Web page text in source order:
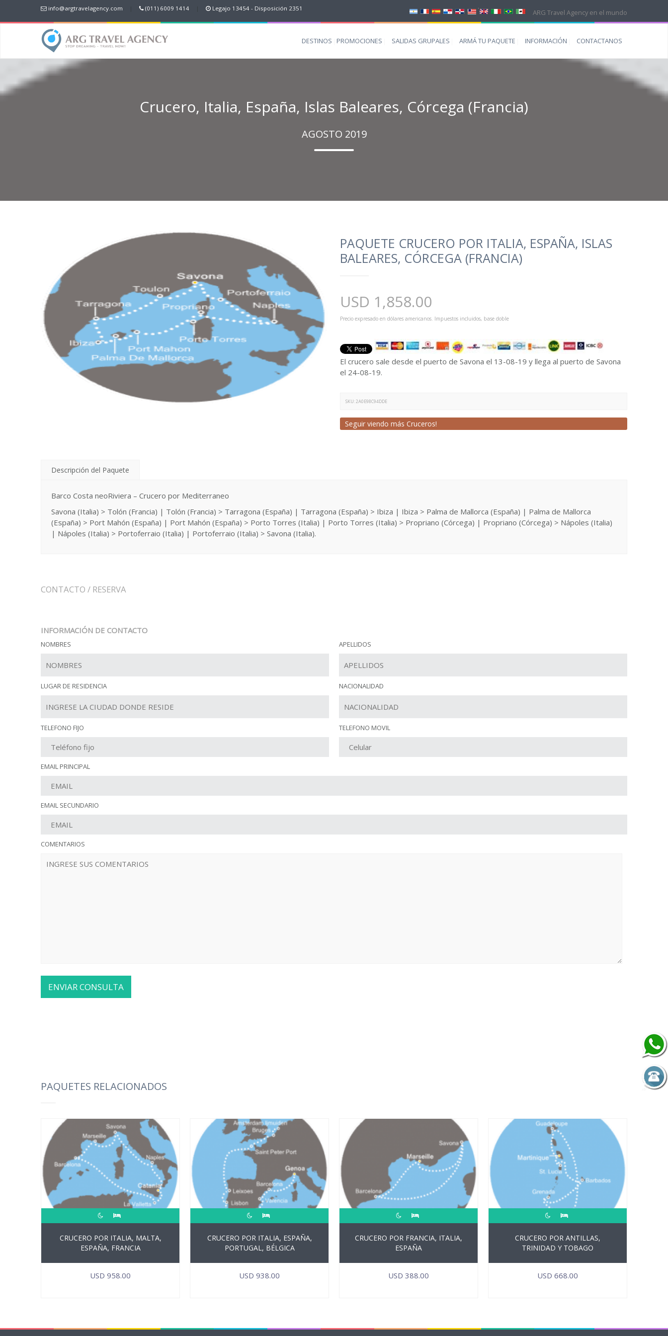
info@argtravelagency.com (011) 6009 1414 Legajo 13454 - Disposición 2351 ARG Travel Agency en el mundo
DESTINOS PROMOCIONES SALIDAS GRUPALES ARMÁ TU PAQUETE INFORMACIÓN CONTACTANOS
Crucero, Italia, España, Islas Baleares, Córcega (Francia)
AGOSTO 2019
PAQUETE CRUCERO POR ITALIA, ESPAÑA, ISLAS
BALEARES, CÓRCEGA (FRANCIA)
USD 1,858.00
Precio expresado en dólares americanos. Impuestos incluidos, base doble
El crucero sale desde el puerto de Savona el 13-08-19 y llega al puerto de Savona
el 24-08-19.
SKU:2A0E98C94DDE
Seguir viendo más Cruceros!
Descripción del Paquete
Barco Costa neoRiviera – Crucero por Mediterraneo
Savona (Italia) > Tolón (Francia) | Tolón (Francia) > Tarragona (España) | Tarragona (España) > Ibiza | Ibiza > Palma de Mallorca (España) | Palma de Mallorca
(España) > Port Mahón (España) | Port Mahón (España) > Porto Torres (Italia) | Porto Torres (Italia) > Propriano (Córcega) | Propriano (Córcega) > Nápoles (Italia)
| Nápoles (Italia) > Portoferraio (Italia) | Portoferraio (Italia) > Savona (Italia).
CONTACTO / RESERVA
INFORMACIÓN DE CONTACTO
NOMBRES APELLIDOS
LUGAR DE RESIDENCIA NACIONALIDAD
TELEFONO FIJO TELEFONO MOVIL
EMAIL PRINCIPAL
EMAIL SECUNDARIO
COMENTARIOS
PAQUETES RELACIONADOS
CRUCERO POR ITALIA, MALTA,
ESPAÑA, FRANCIA
USD 958.00
CRUCERO POR ITALIA, ESPAÑA,
PORTUGAL, BÉLGICA
USD 938.00
CRUCERO POR FRANCIA, ITALIA,
ESPAÑA
USD 388.00
CRUCERO POR ANTILLAS,
TRINIDAD Y TOBAGO
USD 668.00